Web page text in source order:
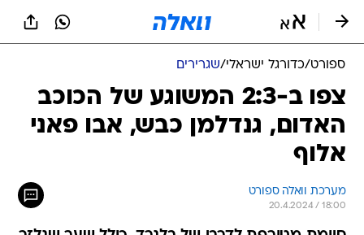
ספורט/כדורגל ישראלי/שגרירים
צפו ב-2:3 המשוגע של הכוכב
האדום, גנדלמן כבש, אבו פאני
אלוף
מערכת וואלה ספורט
20.4.2024 / 18:00